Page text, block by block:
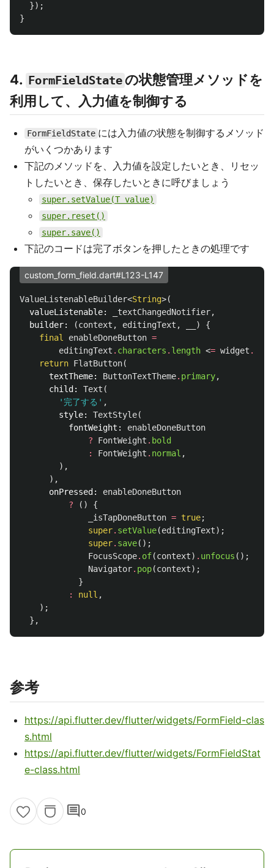
});
}
4. FormFieldStateの状態管理メソッドを
利用して、入力値を制御する
FormFieldState には入力値の状態を制御するメソッド
がいくつかあります
下記のメソッドを、入力値を設定したいとき、リセッ
トしたいとき、保存したいときに呼びましょう
super.setValue(T value)
super.reset()
super.save()
下記のコードは完了ボタンを押したときの処理です
custom_form_field.dart#L123-L147
ValueListenableBuilder<String>(
valueListenable:
_textChangedNotifier,
builder:
(context , editingText , )
{
final
enableDoneButton =
editingText . characters . length <= widget .
return FlatButton(
textTheme:
ButtonTextTheme. primary,
child:
Text (
'完了する' ,
style:
TextStyle(
fontWeight:
enableDoneButton
?
FontWeight . bold
:
FontWeight . normal ,
),
),
onPressed:
enableDoneButton
?
()
{
_isTapDoneButton = true;
super. setValue(editingText);
super. save();
FocusScope. of(context) . unfocus ();
Navigator. pop(context);
}
:
null ,
);
},
参考
https://api.flutter.dev/flutter/widgets/FormField-clas
s.html
https://api.flutter.dev/flutter/widgets/FormFieldStat
e-class.html
comment0